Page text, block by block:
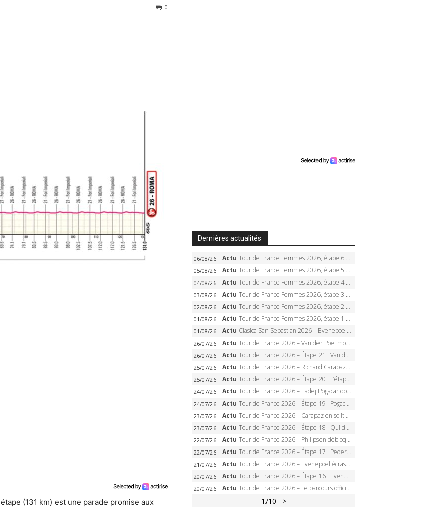
0
(131 km) est une parade promise aux
Dernières actualités
06/08/26 Actu Tour de France Femmes 2026, étape 6 – Kim Le Court-Pienaar gagne à Tournon, Reusser en jaune
05/08/26 Actu Tour de France Femmes 2026, étape 5 – Demi Vollering gagne à Belleville, Reusser en jaune, Ferrand-Prévot coule
04/08/26 Actu Tour de France Femmes 2026, étape 4 – Marlen Reusser écrase le chrono, Ferrand-Prévot en crise
03/08/26 Actu Tour de France Femmes 2026, étape 3 – Sigrid Haugset en solitaire, 88 km d’échappée, maillot jaune
02/08/26 Actu Tour de France Femmes 2026, étape 2 – Lorena Wiebes doublé à Genève, Markus héroïque, 7e record
01/08/26 Actu Tour de France Femmes 2026, étape 1 – Lorena Wiebes intouchable à Lausanne, premier maillot jaune
01/08/26 Actu Clasica San Sebastian 2026 – Evenepoel recordman, 4e victoire, Carapaz battu au sprint
26/07/26 Actu Tour de France 2026 – Van der Poel monumental à Paris, Pogacar égale le record des cinq sacres
26/07/26 Actu Tour de France 2026 – Étape 21 : Van der Poel, Pogacar, qui succédera à Wout van Aert sur les Champs-Elysées ?
25/07/26 Actu Tour de France 2026 – Richard Carapaz roi des Alpes, doublé et maillot à pois, Seixas perd le podium
25/07/26 Actu Tour de France 2026 – Étape 20 : L’étape reine, Galibier, Sarenne, Alpe d’Huez, qui succédera à Pogacar ?
24/07/26 Actu Tour de France 2026 – Tadej Pogacar dompte l’Alpe d’Huez, 5e victoire, record de Pantani pulvérisé
24/07/26 Actu Tour de France 2026 – Étape 19 : Pogacar peut-il enfin dompter l’Alpe d’Huez ?
23/07/26 Actu Tour de France 2026 – Carapaz en solitaire à Orcières-Merlette, Paret-Peintre à un point du maillot à pois
23/07/26 Actu Tour de France 2026 – Étape 18 : Qui domptera Orcières-Merlette, première marche vers l’Alpe d’Huez ?
22/07/26 Actu Tour de France 2026 – Philipsen débloque son compteur à Voiron, Pedersen en danger pour le maillot vert
22/07/26 Actu Tour de France 2026 – Étape 17 : Pedersen peut-il verrouiller le maillot vert à Voiron ?
21/07/26 Actu Tour de France 2026 – Evenepoel écrase le chrono d’Évian, Seixas 4e, Lipowitz abandonne
20/07/26 Actu Tour de France 2026 – Étape 16 : Evenepoel, Pogacar, Ganna… qui domptera le chrono d’Évian pour redessiner le podium ?
20/07/26 Actu Tour de France 2026 – Le parcours officiel complet : 21 étapes, profils, carte et dates
1/10 >